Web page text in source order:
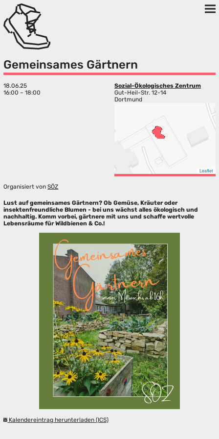
Gemeinsames Gärtnern
18.06.25
16:00 – 18:00
Sozial-Ökologisches Zentrum
Gut-Heil-Str. 12-14
Dortmund
Leaflet
Organisiert vonSÖZ
Lust auf gemeinsames Gärtnern? Ob Gemüse, Kräuter oder
insektenfreundliche Blumen - bei uns wächst alles ökologisch und
nachhaltig. Komm vorbei, gärtnere mit uns und schaffe wertvolle
Lebensräume für Wildbienen & Co.!
Kalendereintrag herunterladen (ICS)